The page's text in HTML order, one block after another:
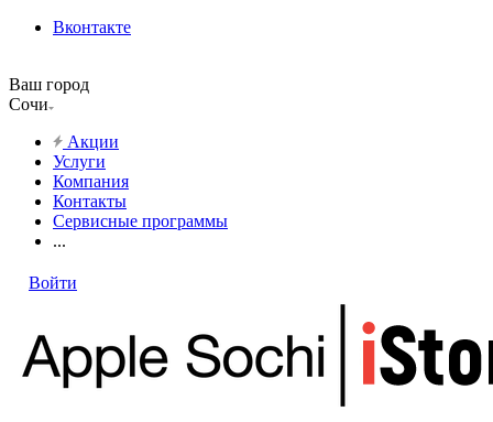
Вконтакте
Ваш город
Сочи
Акции
Услуги
Компания
Контакты
Сервисные программы
...
Войти